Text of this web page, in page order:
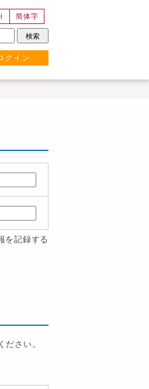
简体字
グイン
を記録する
さい。